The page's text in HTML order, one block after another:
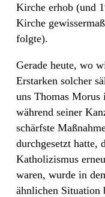
Kirche erhob (und
Kirche
folgte).
Gerade heute, wo
Erstarken solcher
uns Thomas
während seiner
schärfste
durchgesetzt hatte,
Katholizismus
waren, wurde in
ähnlichen Situation